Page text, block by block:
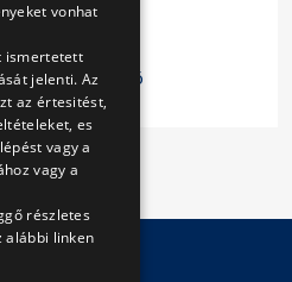
1 Következő
vonhat
ismertetett
jelenti. Az
az értesitést,
es
vagy a
vagy a
részletes
alábbi linken